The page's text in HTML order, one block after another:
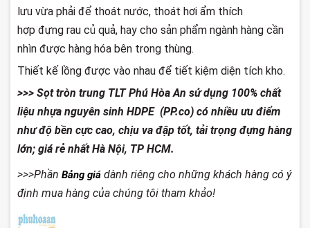
lưu vừa phải để thoát nước, thoát hơi ẩm thích
hợp đựng rau củ quả, hay cho sản phẩm ngành hàng cần
nhìn được hàng hóa bên trong thùng.
Thiết kế lồng được vào nhau để tiết kiệm diện tích kho.
>>> Sọt tròn trung TLT Phú Hòa An sử dụng 100% chất
liệu nhựa nguyên sinh HDPE (PP.co) có nhiều ưu điểm
như độ bền cực cao, chịu va đập tốt, tải trọng đựng hàng
lớn; giá rẻ nhất Hà Nội, TP HCM.
>>>Phần Bảng giá dành riêng cho những khách hàng có ý
định mua hàng của chúng tôi tham khảo!